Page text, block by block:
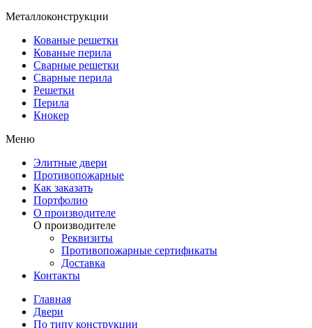
Металлоконструкции
Кованые решетки
Кованые перила
Сварные решетки
Сварные перила
Решетки
Перила
Кнокер
Меню
Элитные двери
Противопожарные
Как заказать
Портфолио
О производителе
О производителе
Реквизиты
Противопожарные сертификаты
Доставка
Контакты
Главная
Двери
По типу конструкции